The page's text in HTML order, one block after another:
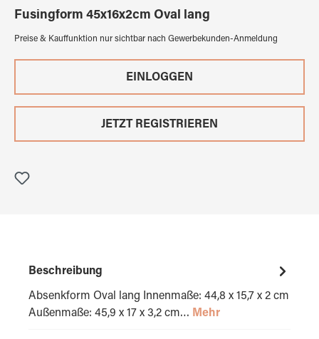
Fusingform 45x16x2cm Oval lang
Preise & Kauffunktion nur sichtbar nach Gewerbekunden-Anmeldung
EINLOGGEN
JETZT REGISTRIEREN
Beschreibung
Absenkform Oval lang Innenmaße: 44,8 x 15,7 x 2 cm
Außenmaße: 45,9 x 17 x 3,2 cm… Mehr